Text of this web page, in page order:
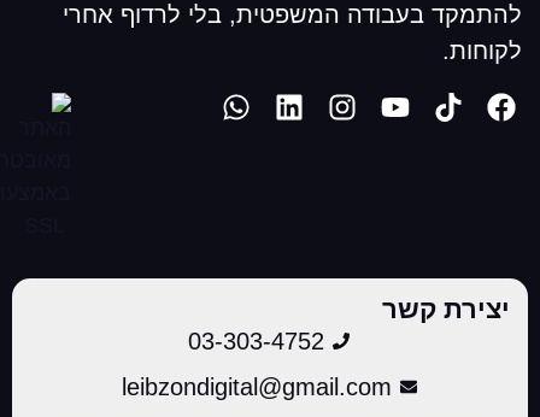
להתמקד בעבודה המשפטית, בלי לרדוף אחרי
לקוחות.
יצירת קשר
03-303-4752
leibzondigital@gmail.com